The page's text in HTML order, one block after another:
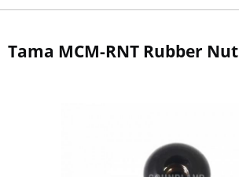
Tama MCM-RNT Rubber Nut